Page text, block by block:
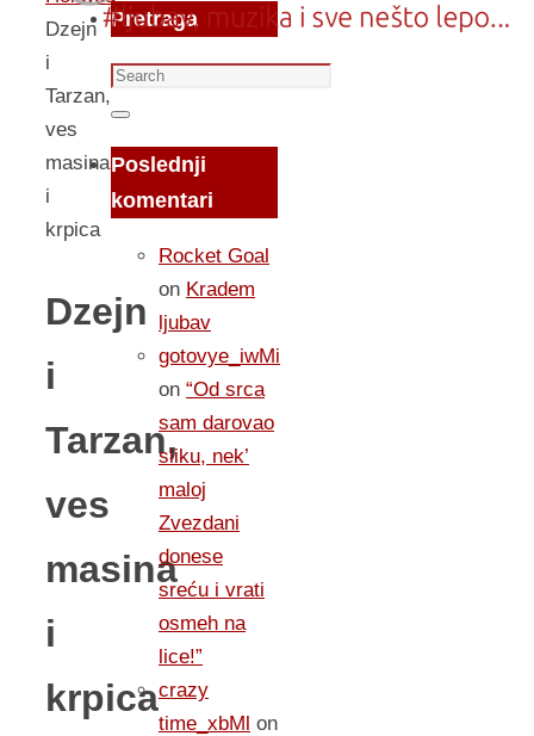
Dzejn
i
Tarzan,
ves
masina
i
krpica
Dzejn
i
Tarzan,
ves
masina
i
krpica
Pretraga
Search
for:
Search
Poslednji
komentari
Rocket Goal
on Kradem
ljubav
gotovye_iwMi
on “Od srca
sam darovao
sliku, nek’
maloj
Zvezdani
donese
sreću i vrati
osmeh na
lice!”
crazy
time_xbMl on